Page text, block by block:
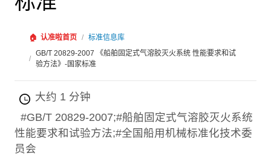
🏠 认准啦首页 / 标准信息库
/
GB/T 20829-2007 《船舶固定式气溶胶灭火系统 性能要求和试
验方法》-国家标准
大约 1 分钟
#GB/T 20829-2007;#船舶固定式气溶胶灭火系统
性能要求和试验方法;#全国船用机械标准化技术委
员会